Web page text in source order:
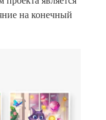
на конечный